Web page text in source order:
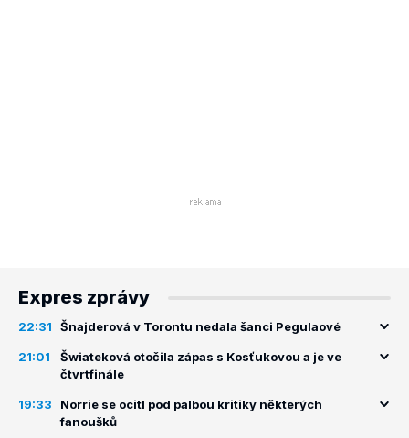
Expres zprávy
22:31 Šnajderová v Torontu nedala šanci Pegulaové
21:01
Šwiateková otočila zápas s Kosťukovou a je ve
čtvrtfinále
19:33
Norrie se ocitl pod palbou kritiky některých
fanoušků